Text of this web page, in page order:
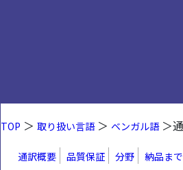
TOP ＞ 取り扱い言語＞ ベンガル語＞
通訳概要 品質保証 分野 納品ま